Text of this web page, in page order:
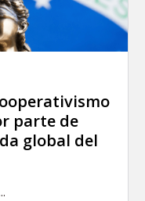
parte de
global del